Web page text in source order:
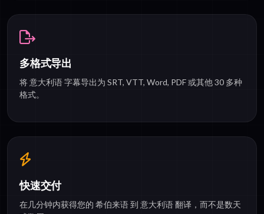
多格式导出
将 意大利语 字幕导出为 SRT, VTT, Word, PDF 或其他 30 多种
格式。
快速交付
在几分钟内获得您的 希伯来语 到 意大利语 翻译，而不是数天